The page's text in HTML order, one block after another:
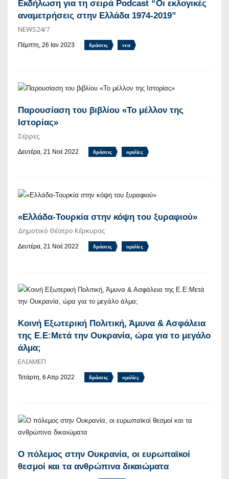
Εκδήλωση για τη σειρά Podcast “Οι εκλογικές
αναμετρήσεις στην Ελλάδα 1974-2019”
NEWS24/7
Πέμπτη, 26 Ιαν 2023 δράσεις νεα
Παρουσίαση του βιβλίου «Το μέλλον της
Ιστορίας»
Σέρρες
Δευτέρα, 21 Νοέ 2022 δράσεις ομιλίες
«Ελλάδα-Τουρκία στην κόψη του ξυραφιού»
Δημοτικό Θέατρο Κέρκυρας
Δευτέρα, 21 Νοέ 2022 δράσεις ομιλίες
Κοινή Εξωτερική Πολιτική, Άμυνα & Ασφάλεια
της Ε.E:Μετά την Ουκρανία, ώρα για το μεγάλο
άλμα;
ΕΛΙΑΜΕΠ
Τετάρτη, 6 Απρ 2022 δράσεις ομιλίες
Ο πόλεμος στην Ουκρανία, οι ευρωπαϊκοί
θεσμοί και τα ανθρώπινα δικαιώματα